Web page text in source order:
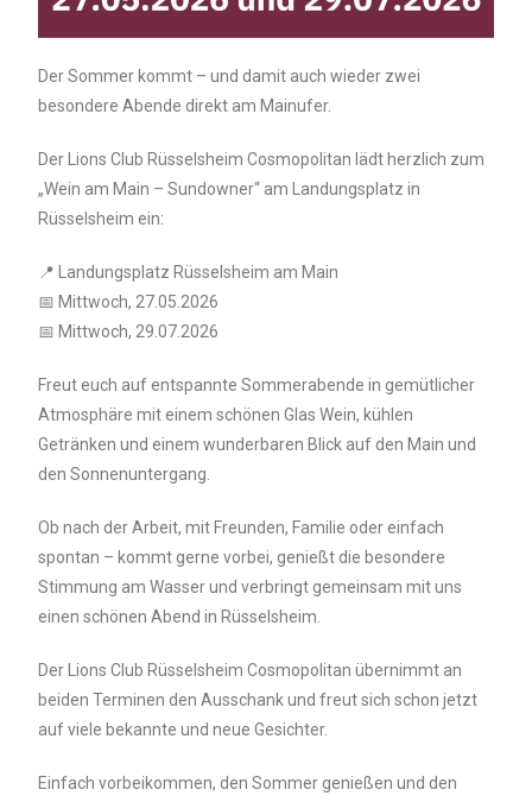
Der Sommer kommt – und damit auch wieder zwei
besondere Abende direkt am Mainufer.
Der Lions Club Rüsselsheim Cosmopolitan lädt herzlich zum
„Wein am Main – Sundowner“ am Landungsplatz in
Rüsselsheim ein:
📍 Landungsplatz Rüsselsheim am Main
📅 Mittwoch, 27.05.2026
📅 Mittwoch, 29.07.2026
Freut euch auf entspannte Sommerabende in gemütlicher
Atmosphäre mit einem schönen Glas Wein, kühlen
Getränken und einem wunderbaren Blick auf den Main und
den Sonnenuntergang.
Ob nach der Arbeit, mit Freunden, Familie oder einfach
spontan – kommt gerne vorbei, genießt die besondere
Stimmung am Wasser und verbringt gemeinsam mit uns
einen schönen Abend in Rüsselsheim.
Der Lions Club Rüsselsheim Cosmopolitan übernimmt an
beiden Terminen den Ausschank und freut sich schon jetzt
auf viele bekannte und neue Gesichter.
Einfach vorbeikommen, den Sommer genießen und den